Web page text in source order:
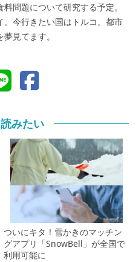
問題について研究する予定。
。今行きたい国はトルコ。都市
見てます。
みたい
ついにキタ！雪かきのマッチン
グアプリ「SnowBell」が全国で
利用可能に